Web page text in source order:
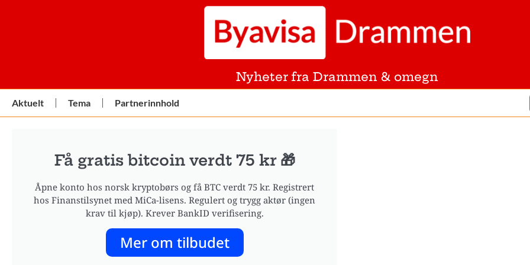
Nyheter fra Drammen & omegn
Aktuelt Tema Partnerinnhold
Få gratis bitcoin verdt 75 kr 🎁
Åpne konto hos norsk kryptobørs og få BTC verdt 75 kr. Registrert
hos Finanstilsynet med MiCa-lisens. Regulert og trygg aktør (ingen
krav til kjøp). Krever BankID verifisering.
Mer om tilbudet